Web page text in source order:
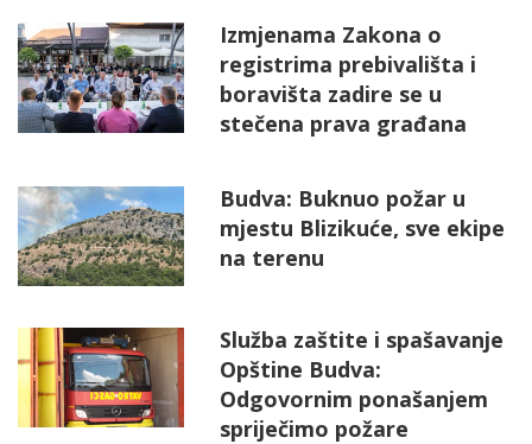
Izmjenama Zakona o
registrima prebivališta i
boravišta zadire se u
stečena prava građana
Budva: Buknuo požar u
mjestu Blizikuće, sve ekipe
na terenu
Služba zaštite i spašavanje
Opštine Budva:
Odgovornim ponašanjem
spriječimo požare